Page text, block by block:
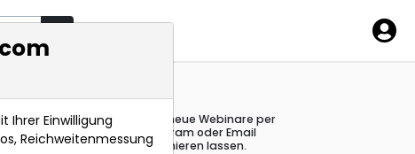
Über neue Webinare per
Telegram oder Email
informieren lassen.
Ihrer Einwilligung
Reichweitenmessung